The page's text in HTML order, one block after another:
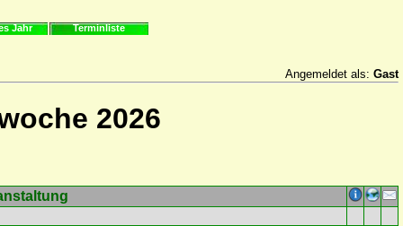
Jahr Terminliste
Angemeldet als: Gast
2026